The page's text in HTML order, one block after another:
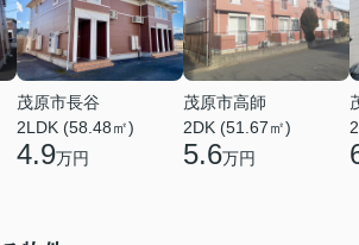
茂原市長谷
2LDK (58.48㎡)
4.9万円
茂原市高師
2DK (51.67㎡)
5.6万円